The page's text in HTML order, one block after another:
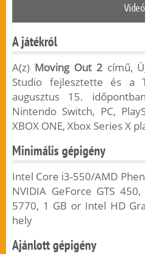
A játékról
A(z) Moving Out 2című,
Studio fejlesztette és a
augusztus 15.
Nintendo Switch, PC,
XBOX ONE, Xbox Series X
Minimális gépigény
Intel Core i3-550/AMD
NVIDIA GeForce GTS
5770, 1 GB or Intel HD
hely
Ajánlott gépigény